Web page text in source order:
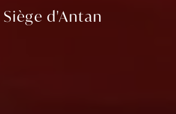
Siège d'Antan